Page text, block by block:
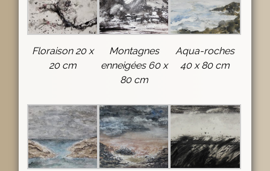
Floraison 20 x
20 cm
Montagnes
enneigées 60 x
80 cm
Aqua-roches
40 x 80 cm